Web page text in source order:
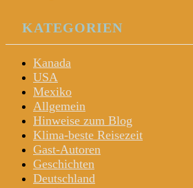
KATEGORIEN
Kanada
USA
Mexiko
Allgemein
Hinweise zum Blog
Klima-beste Reisezeit
Gast-Autoren
Geschichten
Deutschland